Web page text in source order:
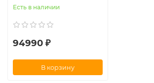
Есть в наличии
94990 ₽
В корзину